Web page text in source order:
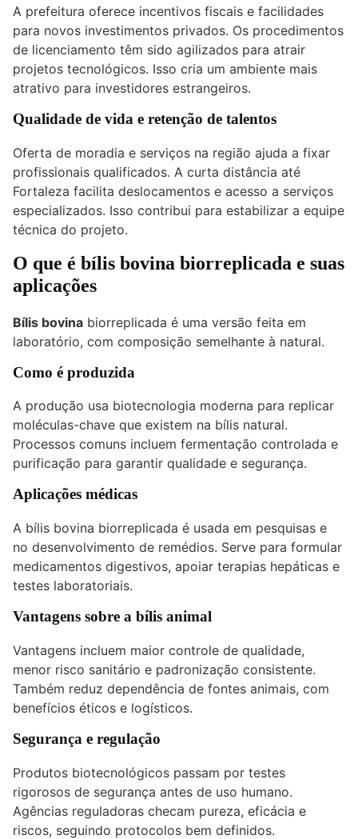
A prefeitura oferece incentivos fiscais e facilidades
para novos investimentos privados. Os procedimentos
de licenciamento têm sido agilizados para atrair
projetos tecnológicos. Isso cria um ambiente mais
atrativo para investidores estrangeiros.
Qualidade de vida e retenção de talentos
Oferta de moradia e serviços na região ajuda a fixar
profissionais qualificados. A curta distância até
Fortaleza facilita deslocamentos e acesso a serviços
especializados. Isso contribui para estabilizar a equipe
técnica do projeto.
O que é bílis bovina biorreplicada e suas
aplicações
Bílis bovina biorreplicada é uma versão feita em
laboratório, com composição semelhante à natural.
Como é produzida
A produção usa biotecnologia moderna para replicar
moléculas-chave que existem na bílis natural.
Processos comuns incluem fermentação controlada e
purificação para garantir qualidade e segurança.
Aplicações médicas
A bílis bovina biorreplicada é usada em pesquisas e
no desenvolvimento de remédios. Serve para formular
medicamentos digestivos, apoiar terapias hepáticas e
testes laboratoriais.
Vantagens sobre a bílis animal
Vantagens incluem maior controle de qualidade,
menor risco sanitário e padronização consistente.
Também reduz dependência de fontes animais, com
benefícios éticos e logísticos.
Segurança e regulação
Produtos biotecnológicos passam por testes
rigorosos de segurança antes de uso humano.
Agências reguladoras checam pureza, eficácia e
riscos, seguindo protocolos bem definidos.